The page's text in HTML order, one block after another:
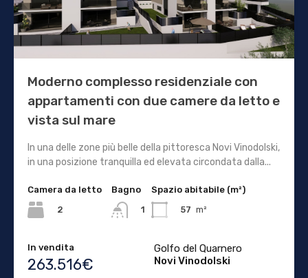
Moderno complesso residenziale con
appartamenti con due camere da letto e
vista sul mare
In una delle zone più belle della pittoresca Novi Vinodolski,
in una posizione tranquilla ed elevata circondata dalla...
Camera da letto
2
Bagno
1
Spazio abitabile (m²)
57 m²
In vendita
263.516€
Golfo del Quarnero
Novi Vinodolski